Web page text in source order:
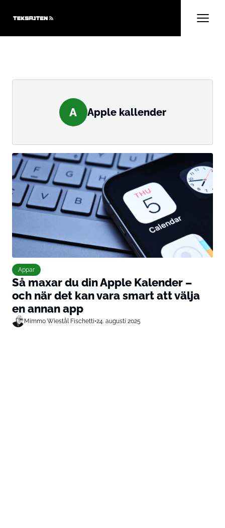
A Apple kallender
Appar
Så maxar du din Apple Kalender –
och när det kan vara smart att välja
en annan app
Mimmo Wiestål Fischetti•24. augusti 2025